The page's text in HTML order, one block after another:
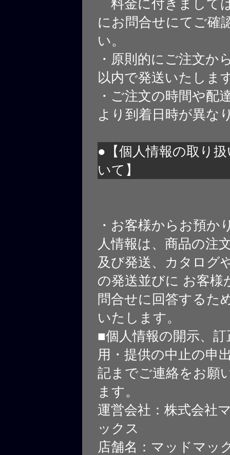
料金に付きまして
にお問合せにてご確
い。
・原則的にご注文か
以内で発送いたしま
・ご注文の時間や配
より到着日時が異な
●【個人情報の取り
いて】
・お客様からお預か
人情報は、商品の注
及び発送、カタログ
の発送並びに お客様
問合せに回答するた
いたします。
■個人情報の開示、
用・提供の中止の申
記までご連絡をお願
ます。
運営会社：株式会社
ックス
店舗名：マッドマッ